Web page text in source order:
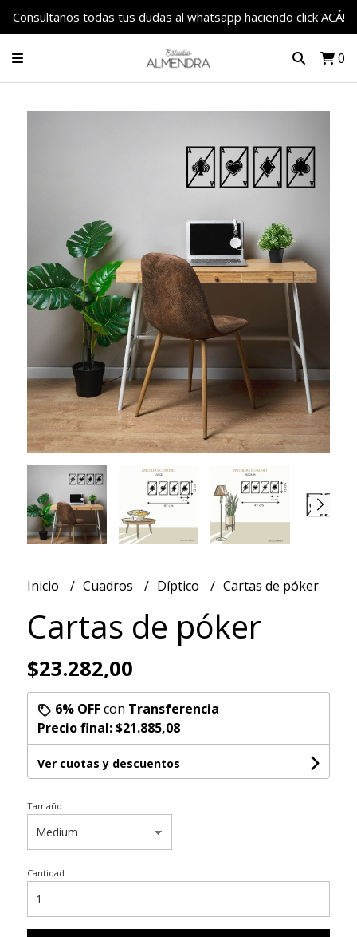
Consultanos todas tus dudas al whatsapp haciendo click ACÁ!
0
Inicio Cuadros Díptico Cartas de póker
Cartas de póker
$23.282,00
6% OFFcon Transferencia
Precio final:$21.885,08
Ver cuotas y descuentos
Tamaño
Cantidad